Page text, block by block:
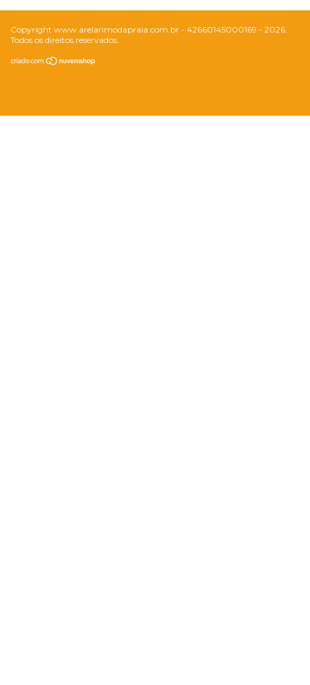
Copyright www.arelarimodapraia.com.br - 42660145000169 - 2026.
Todos os direitos reservados.